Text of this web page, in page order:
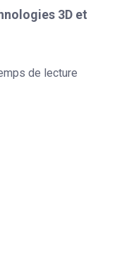
3D et
de lecture